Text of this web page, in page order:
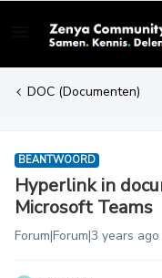
DOC (Documenten)
BEANTWOORD
Hyperlink in
Microsoft Teams
Forum|Forum|3 years ago